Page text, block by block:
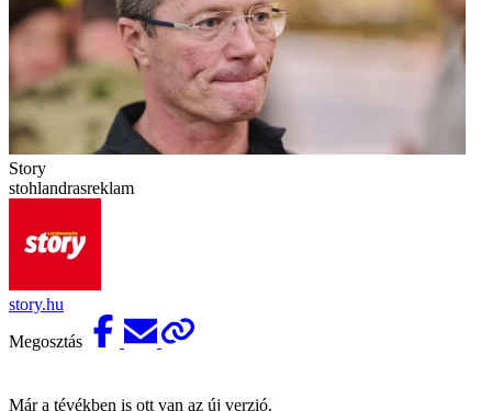
Story
stohlandrasreklam
story.hu
Megosztás
Már a tévékben is ott van az új verzió.